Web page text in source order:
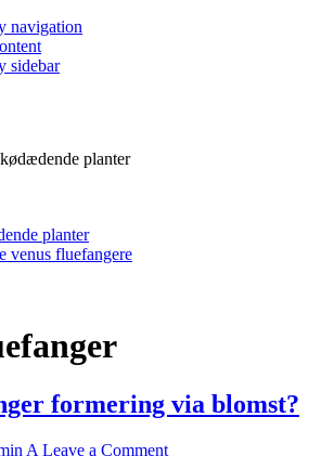
navigation
sidebar
planter
planter
venus fluefangere
formering via blomst?
A Leave a Comment